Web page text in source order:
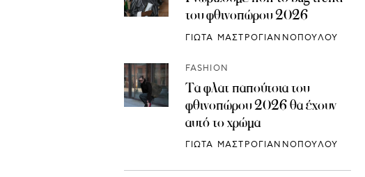
του φθινοπώρου 2026
ΓΙΩΤΑ ΜΑΣΤΡΟΓΙΑΝΝΟΠΟΥΛΟΥ
FASHION
Τα φλατ παπούτσια του
φθινοπώρου 2026 θα έχουν
αυτό το χρώμα
ΓΙΩΤΑ ΜΑΣΤΡΟΓΙΑΝΝΟΠΟΥΛΟΥ